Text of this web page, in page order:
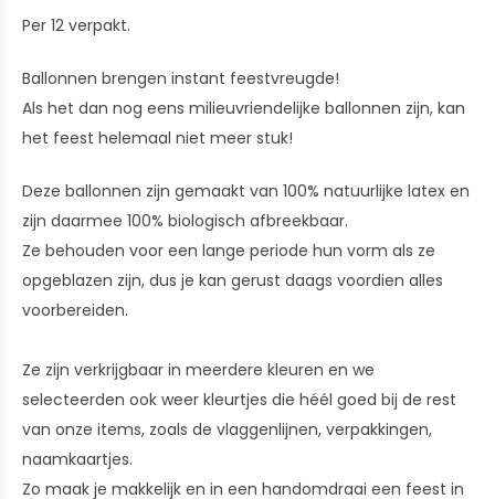
Per 12 verpakt.
Ballonnen brengen instant feestvreugde!
Als het dan nog eens milieuvriendelijke ballonnen zijn, kan
het feest helemaal niet meer stuk!
Deze ballonnen zijn gemaakt van 100% natuurlijke latex en
zijn daarmee 100% biologisch afbreekbaar.
Ze behouden voor een lange periode hun vorm als ze
opgeblazen zijn, dus je kan gerust daags voordien alles
voorbereiden.
Ze zijn verkrijgbaar in meerdere kleuren en we
selecteerden ook weer kleurtjes die héél goed bij de rest
van onze items, zoals de vlaggenlijnen, verpakkingen,
naamkaartjes.
Zo maak je makkelijk en in een handomdraai een feest in